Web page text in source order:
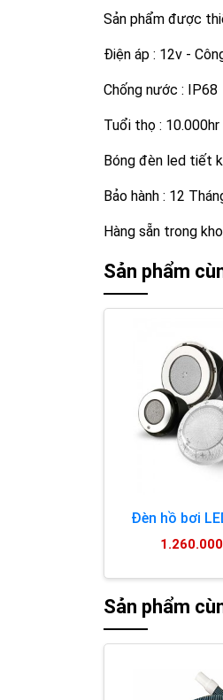
Sản phẩm được
Điện áp : 12v -
Chống nước : IP68
Tuổi thọ : 10.000hr
Bóng đèn led tiết
Bảo hành : 12
Hàng sẵn trong
Sản phẩm
Đèn hồ bơi
1.260.000
Sản phẩm